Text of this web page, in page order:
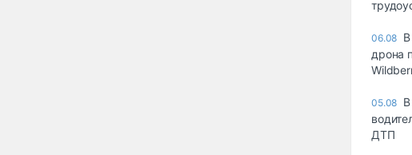
06.08
дрона
05.08
ДТП